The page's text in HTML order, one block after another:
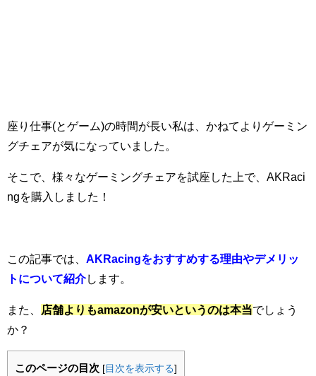
座り仕事(とゲーム)の時間が長い私は、かねてよりゲーミン
グチェアが気になっていました。
そこで、様々なゲーミングチェアを試座した上で、AKRaci
ngを購入しました！
この記事では、 AKRacingをおすすめする理由やデメリッ
トについて紹介します。
また、 店舗よりもamazonが安いというのは本当でしょう
か？
このページの目次 [ 目次を表示する]